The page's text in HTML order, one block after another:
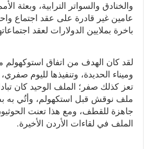
والخنادق والسواتر الترابية، وبعثة
عامين غير قادرة على عقد اجتماع
باخرة بملايين الدولارات لعقد
لقد كان الهدف من اتفاق استوكهولم
وميناء الحديدة، وتنفيذها لليوم
تعز كذلك صفر؛ الملف الوحيد كان
ملف نوقش قبل استكهولم، وأتُي به
جاهزة للقطف، ومع هذا تعنت
الملف في لقاءات الأردن الأخيرة.